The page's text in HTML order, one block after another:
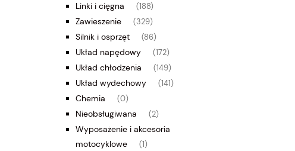
Linki i cięgna (188)
Zawieszenie (329)
Silnik i osprzęt (86)
Układ napędowy (172)
Układ chłodzenia (149)
Układ wydechowy (141)
Chemia (0)
Nieobsługiwana (2)
Wyposażenie i akcesoria
motocyklowe
(1)